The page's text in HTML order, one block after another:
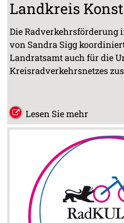
Landkreis
Die
von Sandra Sigg
Landratsamt auch für die
Kreisradverkehrsnetzes
Lesen Sie mehr